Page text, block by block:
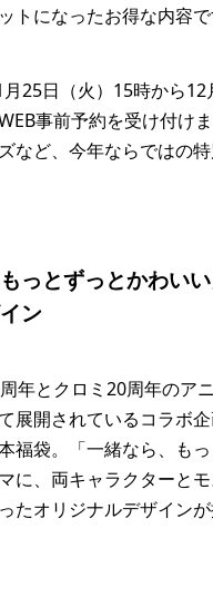
トになったお得な内容で
25日（火）15時から12
事前予約を受け付け
など、今年ならではの
もっとずっとかわい
ン
年とクロミ20周年のア
展開されているコラボ
福袋。「一緒なら、も
に、両キャラクターと
たオリジナルデザイン